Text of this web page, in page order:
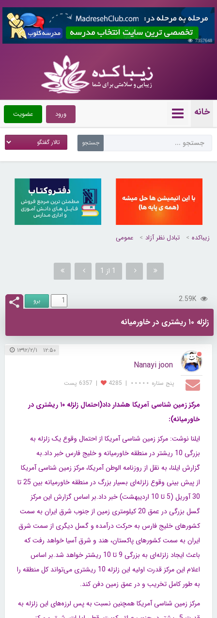
7357648
خانه عضویت ورود
زیباکده تبادل نظر آزاد عمومی
1 از 1
2.59K
زلزله ۱۰ ریشتری در خاورمیانه
۱۲:۵۰ ۱۳۹۲/۲/۱
Nanayi joon
پنج ستاره ⋆⋆⋆⋆⋆ |
4285
| 6357 پست
مرکز زمین شناسی آمریکا هشدار داد(احتمال زلزله ۱۰ ریشتری در
خاورمیانه):
ایلنا نوشت: مرکز زمین شناسی آمریکا از احتمال وقوع یک زلزله به
بزرگی 10 ریشتر در منطقه خاورمیانه و خلیج فارس خبر داد.به
گزارش ایلنا، به نقل از روزنامه الوطن آمریکا، مرکز زمین شناسی آمریکا
از پیش بینی وقوع زلزله‌ای بسیار بزرگ در منطقه خاورمیانه بین 25 تا
30 آوریل (5 تا 10 اردیبهشت) خبر داد.بر اساس گزارش این مرکز
گسل بزرگی در عمق 20 کیلومتری زمین از جنوب شرق ایران به سمت
کشورهای خلیج فارس به حرکت درآمده و گسل دیگری از سمت شرق
ایران به سمت کشورهای پاکستان، هند و شرق آسیا خواهد رفت که
باعث ایجاد زلزله‌ای به بزرگی 9 تا 10 ریشتر خواهد شد.بر اساس
اعلام این مرکز قدرت اولیه این زلزله 10 ریشتری می‌تواند کل منطقه را
به طور کامل تخریب و در عمق زمین دفن کند.
مرکز زمین شناسی آمریکا همچنین نسبت به پس لرزه‌های این زلزله به